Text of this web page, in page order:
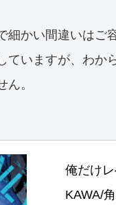
細かい間違いはご
ていますが、わか
。
俺だけ
KAWA/